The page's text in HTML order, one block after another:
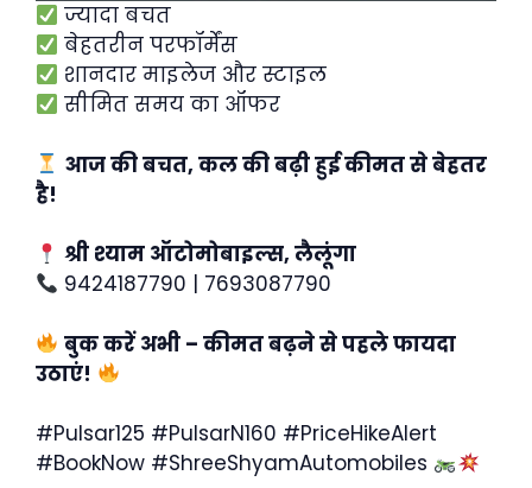
ज्यादा बचत
बेहतरीन परफॉर्मेंस
शानदार माइलेज और स्टाइल
सीमित समय का ऑफर
आज की बचत, कल की बढ़ी हुई कीमत से बेहतर
है!
श्री श्याम ऑटोमोबाइल्स, लैलूंगा
9424187790 | 7693087790
बुक करें अभी – कीमत बढ़ने से पहले फायदा
उठाएं!
#Pulsar125 #PulsarN160 #PriceHikeAlert
#BookNow #ShreeShyamAutomobiles